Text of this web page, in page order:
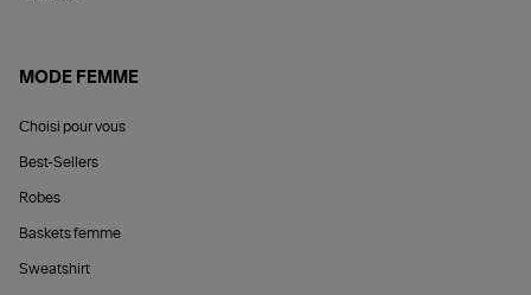
MODE FEMME
Choisi pour vous
Best-Sellers
Robes
Baskets femme
Sweatshirt